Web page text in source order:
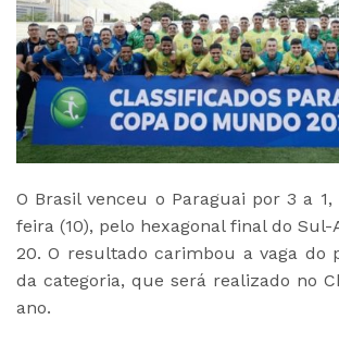
O Brasil venceu o Paraguai por 3 a
feira (10), pelo hexagonal final do
20. O resultado carimbou a vaga do
da categoria, que será realizado no
ano.